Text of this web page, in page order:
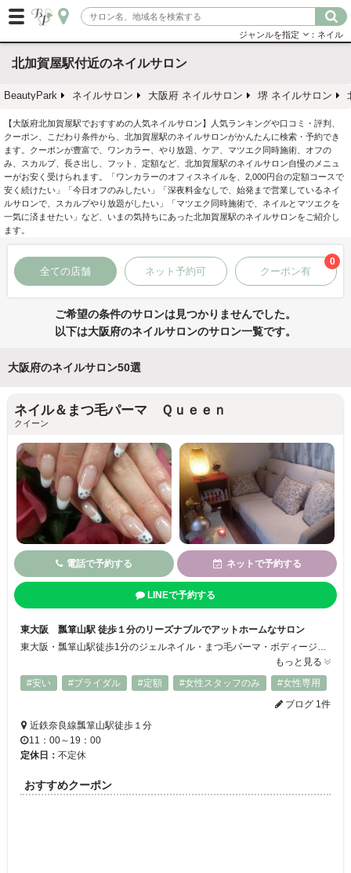
ジャンルを指定 ：ネイル
北加賀屋駅付近のネイルサロン
BeautyPark ネイルサロン 大阪府 ネイルサロン 堺 ネイルサロン
【大阪府北加賀屋駅でおすすめの人気ネイルサロン】人気ランキングや口コミ・評判、
クーポン、こだわり条件から、北加賀屋駅のネイルサロンがかんたんに検索・予約でき
ます。クーポンが豊富で、ワンカラー、やり放題、ケア、マツエク同時施術、オフの
み、スカルプ、長さ出し、フット、定額など、北加賀屋駅のネイルサロン自慢のメニュ
ーがお安く受けられます。「ワンカラーのオフィスネイルを、2,000円台の定額コースで
安く続けたい」「今日オフのみしたい」「深夜料金なしで、始発まで営業しているネイ
ルサロンで、スカルプやり放題がしたい」「マツエク同時施術で、ネイルとマツエクを
一気に済ませたい」など、いまの気持ちにあった北加賀屋駅のネイルサロンをご紹介し
ます。
全ての店舗 ネット予約可 クーポン有
0
ご希望の条件のサロンは見つかりませんでした。
以下は大阪府のネイルサロンのサロン一覧です。
大阪府のネイルサロン50選
ネイル＆まつ毛パーマ Ｑｕｅｅｎ
クイーン
電話で予約する ネットで予約する
LINEで予約する
東大阪 瓢箪山駅 徒歩１分のリーズナブルでアットホームなサロン
東大阪・瓢箪山駅徒歩1分のジェルネイル・まつ毛パーマ・ボディージュエリー・デコグッズのトータルビューティーサロンです♪ 日常のオシャレを気軽に楽しんで頂くこと、高い技術と満足度の高い接客を目指しており、お客様にも心地よい癒しと安らぎの空間を提供させていただいております☆ 気軽にお問合せください(^^)
もっと見る
#安い
#ブライダル #定額 #女性スタッフのみ
#女性専用
ブログ 1件
近鉄奈良線瓢箪山駅徒歩１分
11：00～19：00
定休日： 不定休
おすすめクーポン